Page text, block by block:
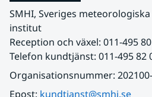
SMHI, Sveriges
institut
Reception och växel: 011-495
Telefon kundtjänst: 011-495 82
Organisationsnummer:
Epost: kundtjanst@smhi.se